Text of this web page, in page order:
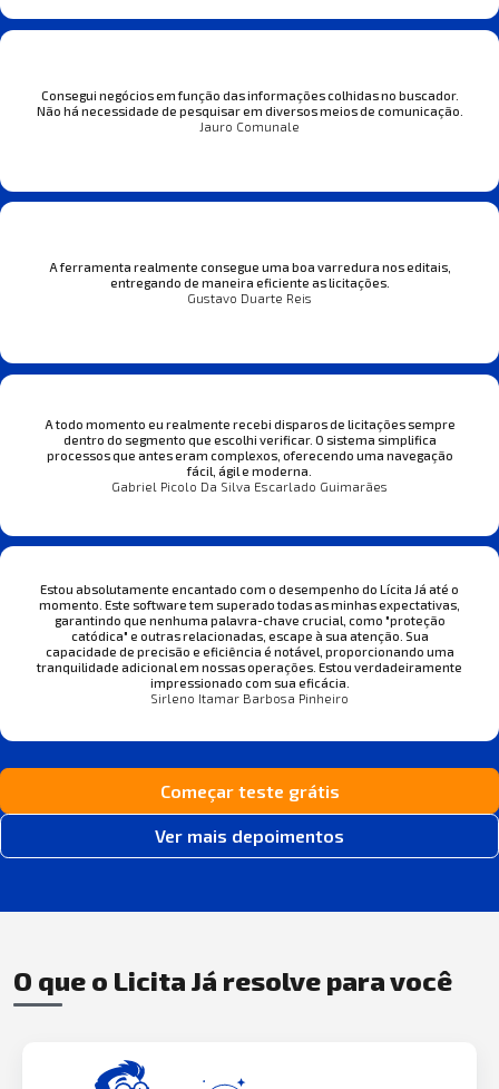
Consegui negócios em função das informações colhidas no buscador.
Não há necessidade de pesquisar em diversos meios de comunicação.
Jauro Comunale
A ferramenta realmente consegue uma boa varredura nos editais,
entregando de maneira eficiente as licitações.
Gustavo Duarte Reis
A todo momento eu realmente recebi disparos de licitações sempre
dentro do segmento que escolhi verificar. O sistema simplifica
processos que antes eram complexos, oferecendo uma navegação
fácil, ágil e moderna.
Gabriel Picolo Da Silva Escarlado Guimarães
Estou absolutamente encantado com o desempenho do Lícita Já até o
momento. Este software tem superado todas as minhas expectativas,
garantindo que nenhuma palavra-chave crucial, como "proteção
catódica" e outras relacionadas, escape à sua atenção. Sua
capacidade de precisão e eficiência é notável, proporcionando uma
tranquilidade adicional em nossas operações. Estou verdadeiramente
impressionado com sua eficácia.
Sirleno Itamar Barbosa Pinheiro
Começar teste grátis
Ver mais depoimentos
O que o Licita Já resolve para você